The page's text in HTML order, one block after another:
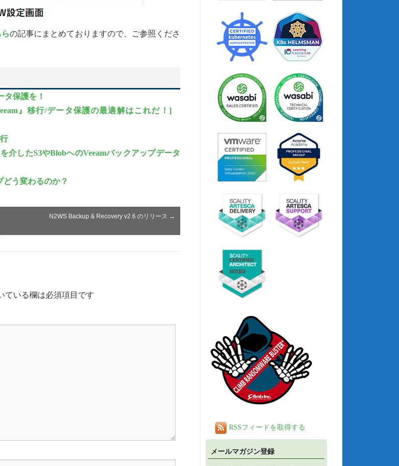
らの記事にまとめておりますので、ご参照くださ
タ保護を！
』移行/データ保護の最適解はこれだ！]
介したS3やBlobへのVeeamバックアップデータ
う変わるのか？
N2WS Backup & Recovery v2.6 のリリース →
ている欄は必須項目です
RSSフィードを取得する
メールマガジン登録